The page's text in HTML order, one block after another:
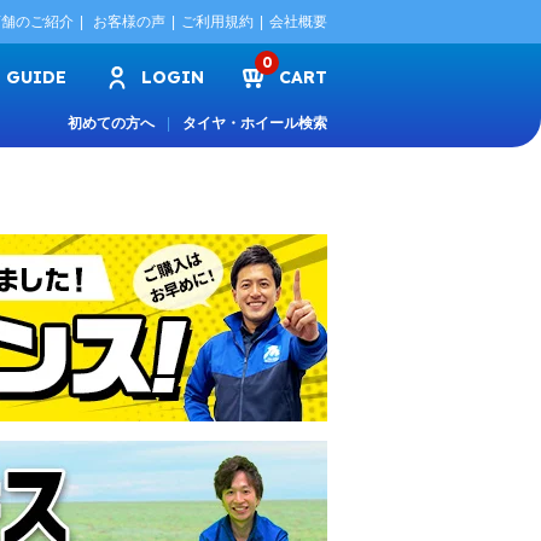
のご紹介 お客様の声 ご利用規約 会社概要
GUIDE LOGIN
0
CART
初めての方へ タイヤ・ホイール検索